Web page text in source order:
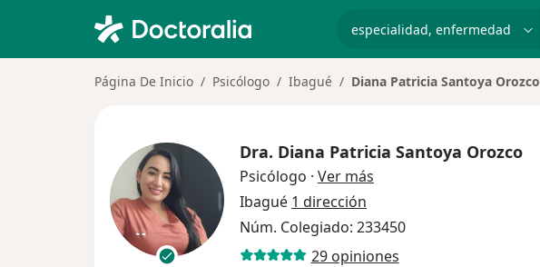
Página De Inicio Psicólogo Ibagué Diana Patricia Santoya Orozco
Dra. Diana Patricia Santoya Orozco
Psicólogo · Ver más
Ibagué 1 dirección
Núm. Colegiado: 233450
29 opiniones